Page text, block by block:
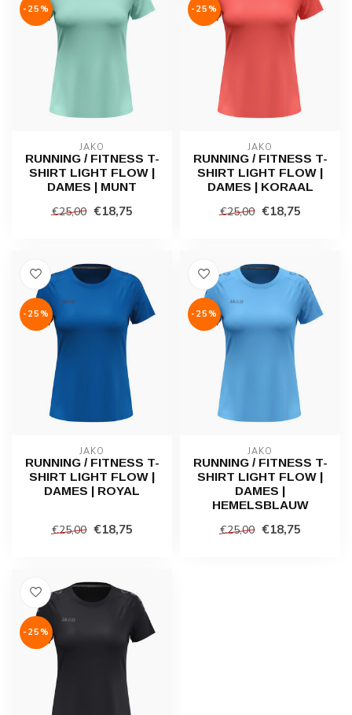
-25%
JAKO
RUNNING / FITNESS T-
SHIRT LIGHT FLOW |
DAMES | MUNT
€25,00 €18,75
-25%
JAKO
RUNNING / FITNESS T-
SHIRT LIGHT FLOW |
DAMES | KORAAL
€25,00 €18,75
-25%
JAKO
RUNNING / FITNESS T-
SHIRT LIGHT FLOW |
DAMES | ROYAL
€25,00 €18,75
-25%
JAKO
RUNNING / FITNESS T-
SHIRT LIGHT FLOW |
DAMES |
HEMELSBLAUW
€25,00 €18,75
-25%